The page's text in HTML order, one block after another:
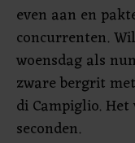
even aan en
concurrenten.
woensdag als
zware bergrit
di Campiglio.
seconden.